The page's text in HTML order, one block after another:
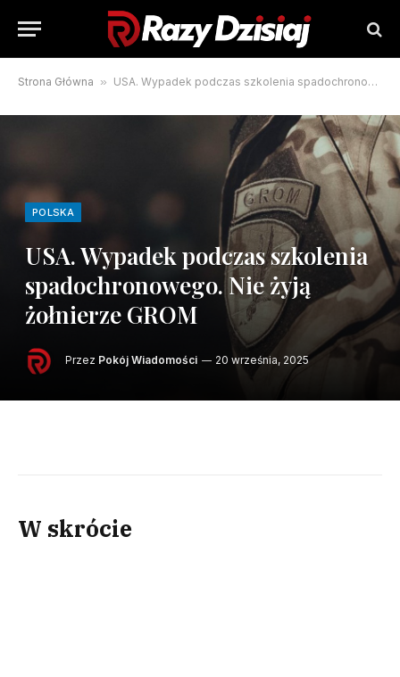
Strona Główna » USA. Wypadek podczas szkolenia spadochronowego. Nie żyją żołnierze GROM
POLSKA
USA. Wypadek podczas szkolenia
spadochronowego. Nie żyją
żołnierze GROM
Przez Pokój Wiadomości 20 września, 2025
W skrócie